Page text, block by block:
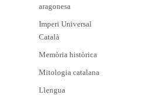
aragonesa
Imperi Universal
Català
Memòria històrica
Mitologia catalana
Llengua